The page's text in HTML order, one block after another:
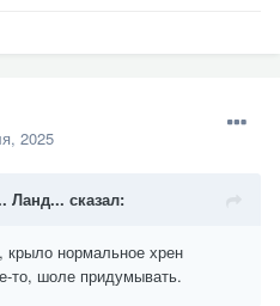
2025
Ланд... сказал:
нормальное хрен
то, шоле придумывать.